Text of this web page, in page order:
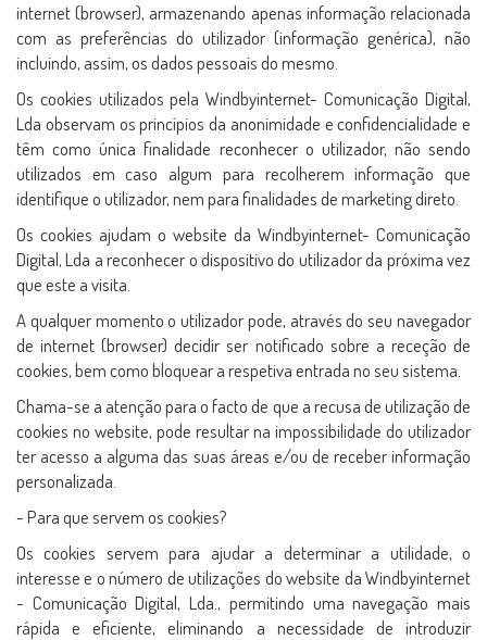
internet (browser), armazenando apenas informação relacionada
com as preferências do utilizador (informação genérica), não
incluindo, assim, os dados pessoais do mesmo.
Os cookies utilizados pela Windbyinternet- Comunicação Digital,
Lda observam os princípios da anonimidade e confidencialidade e
têm como única finalidade reconhecer o utilizador, não sendo
utilizados em caso algum para recolherem informação que
identifique o utilizador, nem para finalidades de marketing direto.
Os cookies ajudam o website da Windbyinternet- Comunicação
Digital, Lda a reconhecer o dispositivo do utilizador da próxima vez
que este a visita.
A qualquer momento o utilizador pode, através do seu navegador
de internet (browser) decidir ser notificado sobre a receção de
cookies, bem como bloquear a respetiva entrada no seu sistema.
Chama-se a atenção para o facto de que a recusa de utilização de
cookies no website, pode resultar na impossibilidade do utilizador
ter acesso a alguma das suas áreas e/ou de receber informação
personalizada.
- Para que servem os cookies?
Os cookies servem para ajudar a determinar a utilidade, o
interesse e o número de utilizações do website da Windbyinternet
- Comunicação Digital, Lda., permitindo uma navegação mais
rápida e eficiente, eliminando a necessidade de introduzir